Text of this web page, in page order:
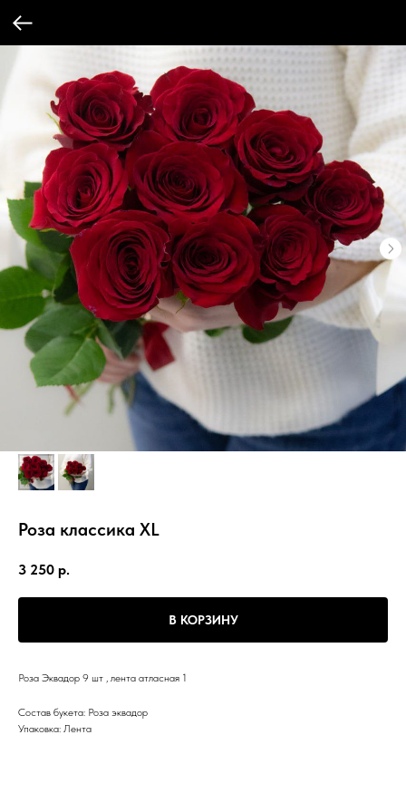
Роза классика XL
3 250 р.
В КОРЗИНУ
Роза Эквадор 9 шт , лента атласная 1
Состав букета: Роза эквадор
Упаковка: Лента